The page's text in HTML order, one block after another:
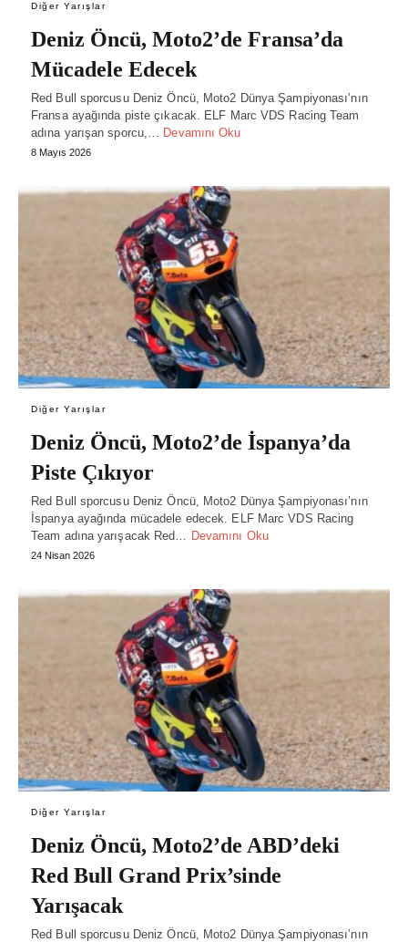
Diğer Yarışlar
Deniz Öncü, Moto2’de Fransa’da
Mücadele Edecek
Red Bull sporcusu Deniz Öncü, Moto2 Dünya Şampiyonası’nın
Fransa ayağında piste çıkacak. ELF Marc VDS Racing Team
adına yarışan sporcu,… Devamını Oku
8 Mayıs 2026
Diğer Yarışlar
Deniz Öncü, Moto2’de İspanya’da
Piste Çıkıyor
Red Bull sporcusu Deniz Öncü, Moto2 Dünya Şampiyonası’nın
İspanya ayağında mücadele edecek. ELF Marc VDS Racing
Team adına yarışacak Red… Devamını Oku
24 Nisan 2026
Diğer Yarışlar
Deniz Öncü, Moto2’de ABD’deki
Red Bull Grand Prix’sinde
Yarışacak
Red Bull sporcusu Deniz Öncü, Moto2 Dünya Şampiyonası’nın